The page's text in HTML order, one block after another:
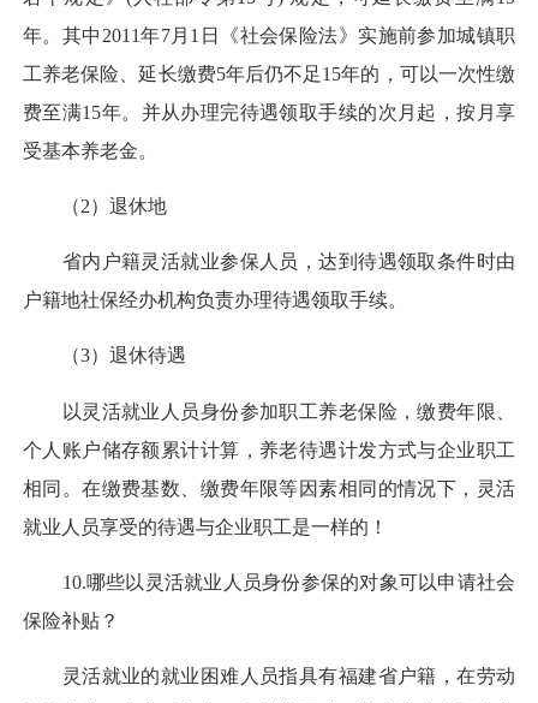
年。其中2011年7月1日《社会保险法》实施前参加城镇职
工养老保险、延长缴费5年后仍不足15年的，可以一次性缴
费至满15年。并从办理完待遇领取手续的次月起，按月享
受基本养老金。
（2）退休地
省内户籍灵活就业参保人员，达到待遇领取条件时由
户籍地社保经办机构负责办理待遇领取手续。
（3）退休待遇
以灵活就业人员身份参加职工养老保险，缴费年限、
个人账户储存额累计计算，养老待遇计发方式与企业职工
相同。在缴费基数、缴费年限等因素相同的情况下，灵活
就业人员享受的待遇与企业职工是一样的！
10.哪些以灵活就业人员身份参保的对象可以申请社会
保险补贴？
灵活就业的就业困难人员指具有福建省户籍，在劳动